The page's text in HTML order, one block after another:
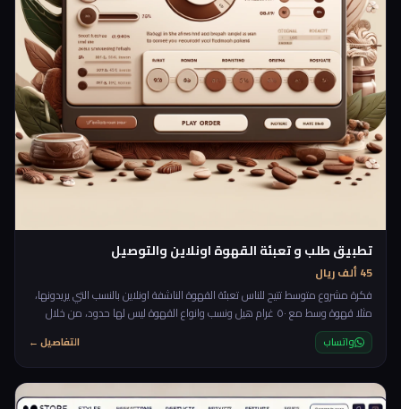
تطبيق طلب و تعبئة القهوة اونلاين والتوصيل
45 ألف ريال
فكرة مشروع متوسط تتيح للناس تعبئة القهوة الناشفة اونلاين بالنسب التي يريدونها،
مثلا قهوة وسط مع ٥٠ غرام هيل ونسب وانواع القهوة ليس لها حدود، من خلال
منصة تعبئة القهوة بامكان الزبائن تحديد النسب التي يريدونها لقهوتهم ثم تحديد
الكمية واضافة العنوان للتواصيل، ومن خلال المنصة ايضا يتم اظهار اخر الطلبيات التي
تمت وبامكان اشخاص اخرين نسخ النسب وطلبها لانفسهم.
واتساب التفاصيل ←